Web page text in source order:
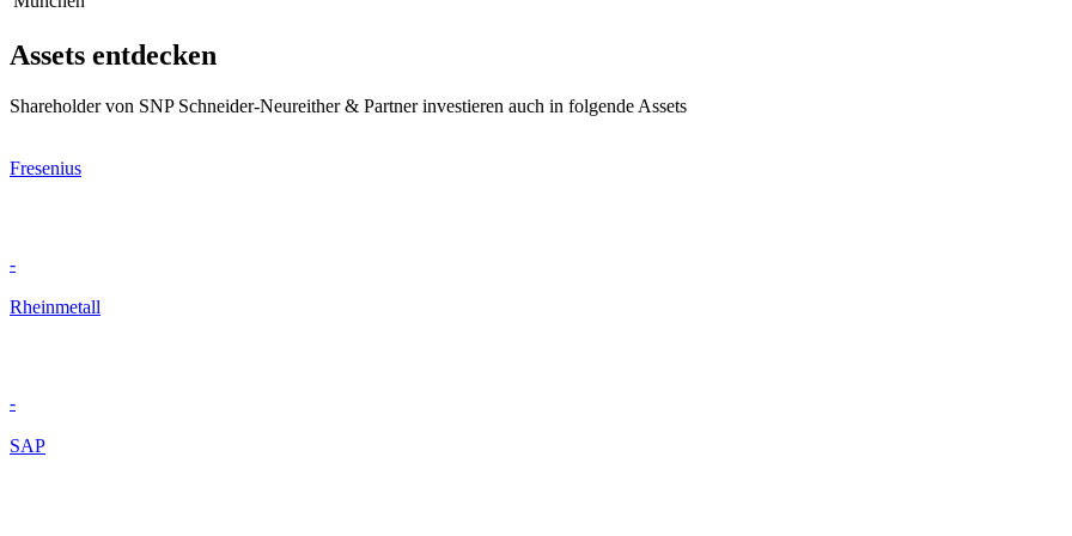
Assets entdecken
Shareholder von SNP Schneider-Neureither & Partner investieren auch in folgende Assets
Fresenius
-
Rheinmetall
-
SAP